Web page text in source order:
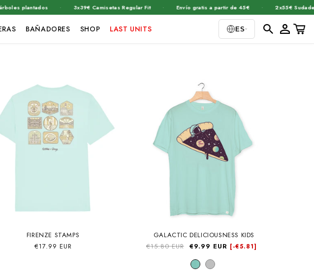
plantados · 3x39€ Camisetas Regular Fit · Envío gratis a partir de 45€ · 2x55€ Sudaderas
BAÑADORES SHOP LAST UNITS ES Iniciar
sesiónCarrito
FIRENZE STAMPS
Precio
€17.99 EUR
GALACTIC DELICIOUSNESS KIDS
Precio
€15.80 EUR Precio
oferta
€9.99 EUR [-€5.81]